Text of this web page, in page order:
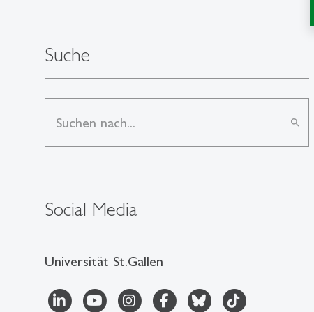
Suche
search
Social Media
Universität St.Gallen